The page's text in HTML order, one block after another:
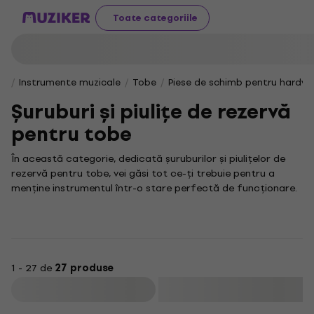
Toate categoriile
Instrumente muzicale Tobe Piese de schimb pentru
Șuruburi și piulițe de rezervă
pentru tobe
În această categorie, dedicată șuruburilor și piulițelor de
rezervă pentru tobe, vei găsi tot ce-ți trebuie pentru a
menține instrumentul într-o stare perfectă de funcționare.
Când vine vorba de înlocuirea șuruburilor uzate sau pierdute,
1 - 27 de 27 produse